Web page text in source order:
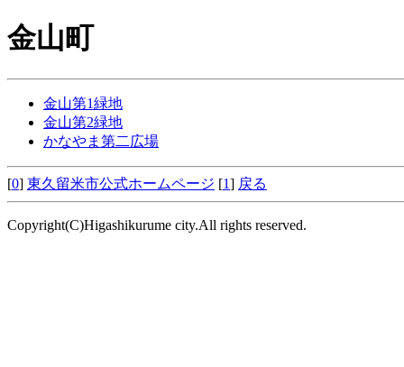
金山町
金山第1緑地
金山第2緑地
かなやま第二広場
[0] 東久留米市公式ホームページ [1] 戻る
Copyright(C)Higashikurume city.All rights reserved.